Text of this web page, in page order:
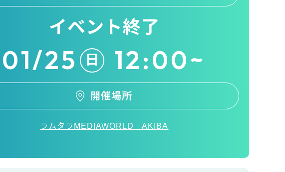
イベント終了
01/25 日 12:00~
開催場所
ラムタラMEDIAWORLD AKIBA